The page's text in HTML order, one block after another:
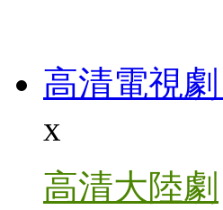
高清電視
x
高清大陸劇